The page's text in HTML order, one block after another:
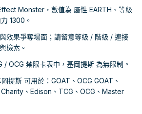
Monster，數值為 屬性 EARTH、等級
1300。
效果爭奪場面；請留意等級 / 階級 / 連接
檢索。
/ OCG 禁限卡表中，基岡提斯 為無限制。
提斯 可用於：GOAT、OCG GOAT、
、Edison、TCG、OCG、Master